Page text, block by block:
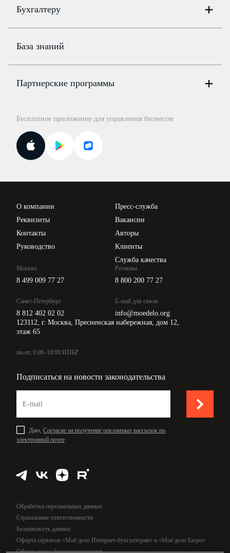
Бухгалтеру
Цены
Бюро
Консультации по учёту и налогам
Курсы повышения квалификации
Госпроверки
Поиск ответа на вопрос
Новости законодательства
База знаний
Партнерские программы
Для самозанятых
Бесплатное приложение для управления бизнесом
О компании
Реквизиты
Контакты
Руководство
Пресс-служба
Вакансии
Авторы
Клиенты
Служба качества
Москва
8 499 009 77 27
Санкт-Петербург
8 812 402 02 02
Регионы
8 800 200 77 27
E-mail для связи
info@moedelo.org
123112, г. Москва, Пресненская набережная, дом 12,
этаж 65
пн-пт, 9:00–18:00 ИПБР
Подписаться на новости законодательства
Даю, Согласие на получение рекламных рассылок по
электронной почте
Обработка персональных данных
Страхование ответственности
Безопасность данных
Оферта сервисов «Моё дело Интернет-бухгалтерия» и «Моё дело Бюро»
Оферта услуг бухсопровождения